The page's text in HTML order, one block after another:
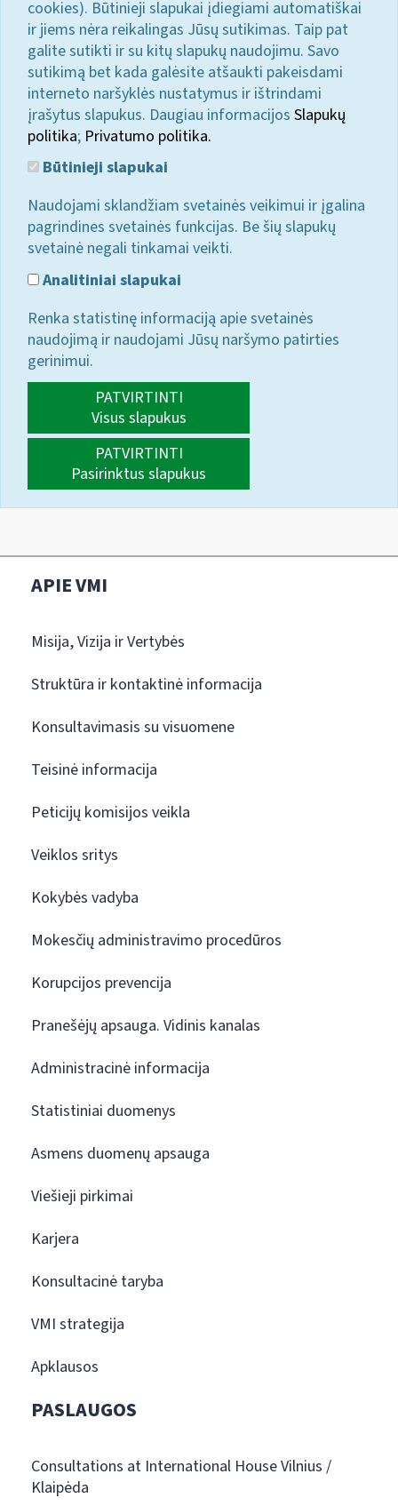
cookies). Būtinieji slapukai įdiegiami automatiškai
ir jiems nėra reikalingas Jūsų sutikimas. Taip pat
galite sutikti ir su kitų slapukų naudojimu. Savo
sutikimą bet kada galėsite atšaukti pakeisdami
interneto naršyklės nustatymus ir ištrindami
įrašytus slapukus. Daugiau informacijos Slapukų
politika; Privatumo politika.
Būtinieji slapukai
Naudojami sklandžiam svetainės veikimui ir įgalina
pagrindines svetainės funkcijas. Be šių slapukų
svetainė negali tinkamai veikti.
Analitiniai slapukai
Renka statistinę informaciją apie svetainės
naudojimą ir naudojami Jūsų naršymo patirties
gerinimui.
PATVIRTINTI
Visus slapukus
PATVIRTINTI
Pasirinktus slapukus
APIE VMI
Misija, Vizija ir Vertybės
Struktūra ir kontaktinė informacija
Konsultavimasis su visuomene
Teisinė informacija
Peticijų komisijos veikla
Veiklos sritys
Kokybės vadyba
Mokesčių administravimo procedūros
Korupcijos prevencija
Pranešėjų apsauga. Vidinis kanalas
Administracinė informacija
Statistiniai duomenys
Asmens duomenų apsauga
Viešieji pirkimai
Karjera
Konsultacinė taryba
VMI strategija
Apklausos
PASLAUGOS
Consultations at International House Vilnius /
Klaipėda